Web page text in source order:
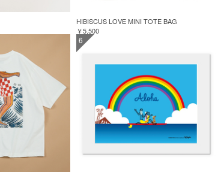
HIBISCUS LOVE MINI TOTE BAG
￥5,500
6